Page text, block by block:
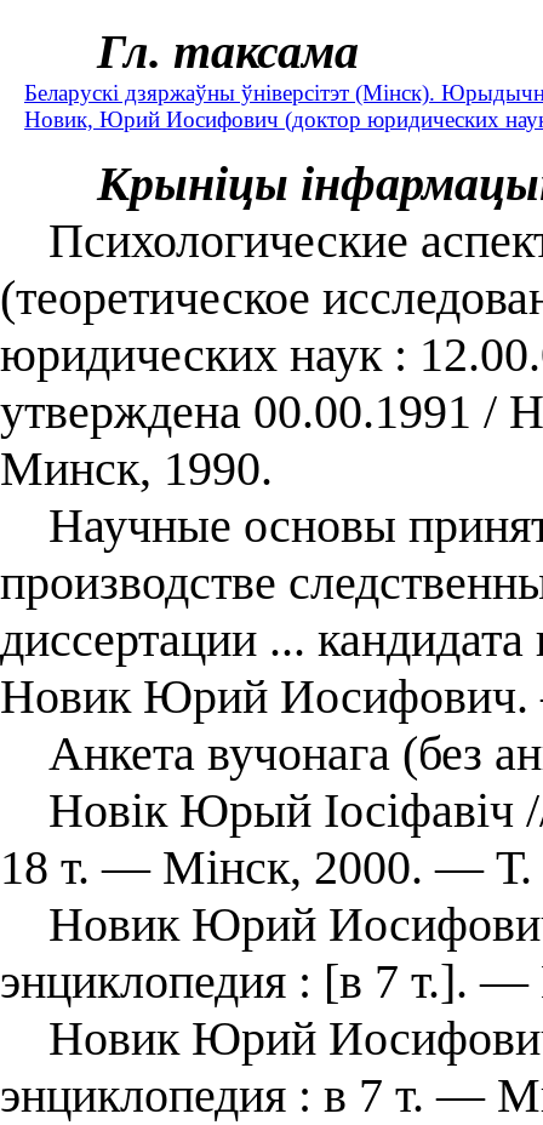
Гл. таксама
Беларускі дзяржаўны ўніверсітэт (Мінск).
Новик, Юрий Иосифович (доктор юридических
Крыніцы
Психологические
(теоретическое
юридических наук :
утверждена 00.00.1991
Минск, 1990.
Научные основы
производстве
диссертации ...
Новик Юрий
Анкета вучонага (без
Новік Юрый Іосіфавіч
18 т. — Мінск, 2000. —
Новик Юрий Иосифович
энциклопедия : [в 7 т.].
Новик Юрий
энциклопедия : в 7 т. —